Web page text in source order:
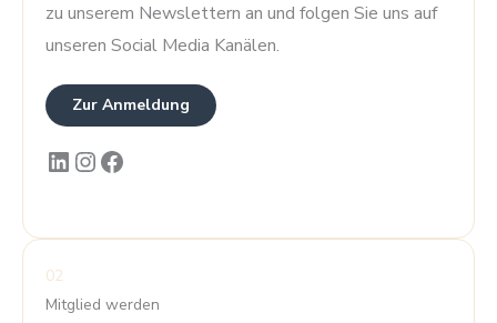
zu unserem Newslettern an und folgen Sie uns auf
unseren Social Media Kanälen.
Zur Anmeldung
LinkedIn
Instagram
Facebook
02
Mitglied werden